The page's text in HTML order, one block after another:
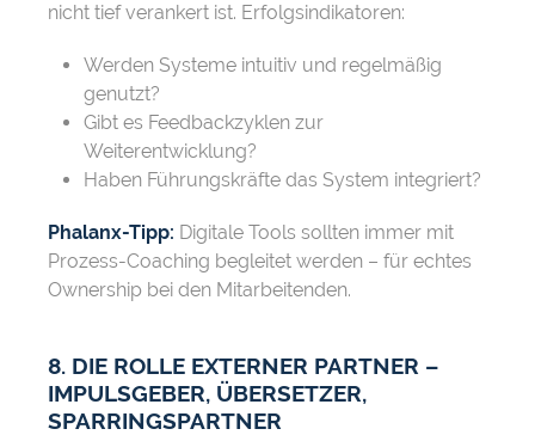
nicht tief verankert ist. Erfolgsindikatoren:
Werden Systeme intuitiv und regelmäßig
genutzt?
Gibt es Feedbackzyklen zur
Weiterentwicklung?
Haben Führungskräfte das System integriert?
Phalanx-Tipp: Digitale Tools sollten immer mit
Prozess-Coaching begleitet werden – für echtes
Ownership bei den Mitarbeitenden.
8. DIE ROLLE EXTERNER PARTNER –
IMPULSGEBER, ÜBERSETZER,
SPARRINGSPARTNER